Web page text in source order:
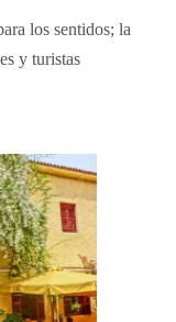
los sentidos; la
y turistas